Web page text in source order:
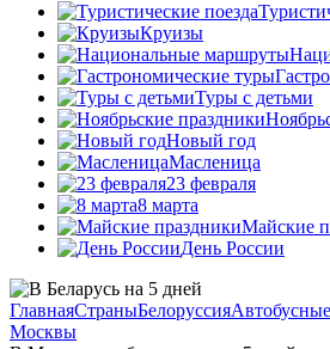
Круизы
Туры с детьми
Новый год
Масленица
23 февраля
8 марта
Майские
День России
ГлавнаяСтраныБелоруссия
Москвы